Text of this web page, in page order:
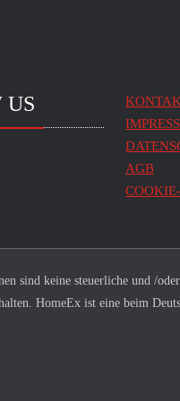
US
AGB
sind keine steuerliche und /
HomeEx ist eine beim